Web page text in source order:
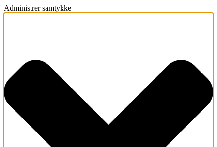
Administrer samtykke